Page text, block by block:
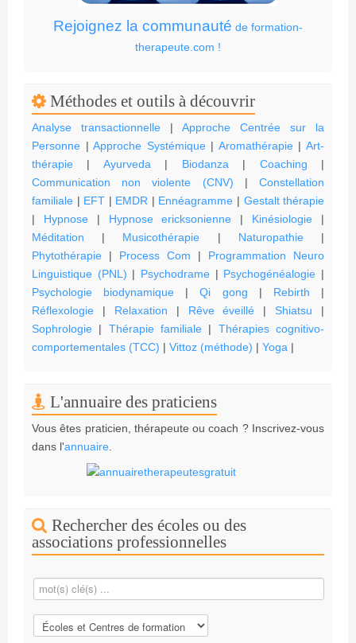
Rejoignez la communauté de formation-
therapeute.com !
Méthodes et outils à découvrir
Analyse transactionnelle | Approche Centrée sur la
Personne |Approche Systémique| Aromathérapie|Art-
thérapie | Ayurveda| Biodanza| Coaching |
Communication non violente (CNV) |Constellation
familiale | EFT | EMDR | Ennéagramme | Gestalt thérapie
| Hypnose| Hypnose ericksonienne | Kinésiologie |
Méditation | Musicothérapie | Naturopathie|
Phytothérapie | Process Com | Programmation Neuro
Linguistique (PNL) | Psychodrame | Psychogénéalogie |
Psychologie biodynamique |Qi gong | Rebirth |
Réflexologie | Relaxation | Rêve éveillé |Shiatsu |
Sophrologie | Thérapie familiale | Thérapies cognitivo-
comportementales (TCC) | Vittoz (méthode) | Yoga |
L'annuaire des praticiens
Vous êtes praticien, thérapeute ou coach ? Inscrivez-vous
dans l'annuaire
Rechercher des écoles ou des
associations professionnelles